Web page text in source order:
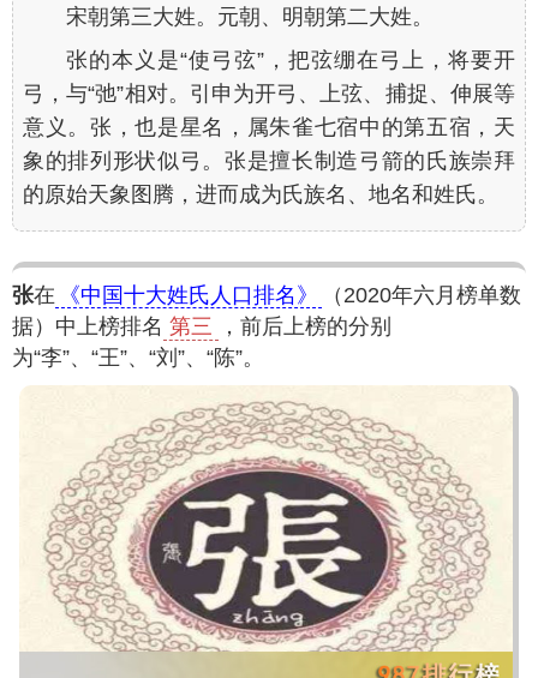
宋朝第三大姓。元朝、明朝第二大姓。
张的本义是“使弓弦”，把弦绷在弓上，将要开
弓，与“弛”相对。引申为开弓、上弦、捕捉、伸展等
意义。张，也是星名，属朱雀七宿中的第五宿，天
象的排列形状似弓。张是擅长制造弓箭的氏族崇拜
的原始天象图腾，进而成为氏族名、地名和姓氏。
张在 《中国十大姓氏人口排名》
（2020年六月榜单数
据）中上榜排名 第三
，前后上榜的分别
为“李”、“王”、“刘”、“陈”。